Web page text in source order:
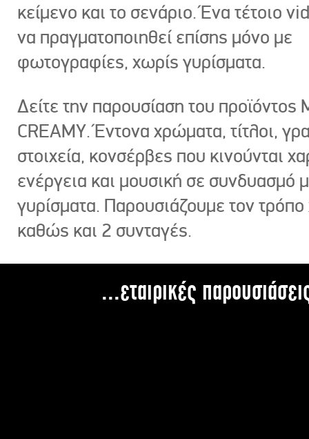
κείμενο και το σενάριο. Ένα τέτοιο
να πραγματοποιηθεί επίσης μόνο με
φωτογραφίες, χωρίς γυρίσματα.
Δείτε την παρουσίαση του προϊόντος
CREAMY. Έντονα χρώματα, τίτλοι,
στοιχεία, κονσέρβες που κινούνται
ενέργεια και μουσική σε συνδυασμό
γυρίσματα. Παρουσιάζουμε τον
καθώς και 2 συνταγές.
...εταιρικές